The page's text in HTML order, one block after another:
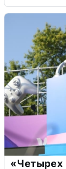
«Четырех